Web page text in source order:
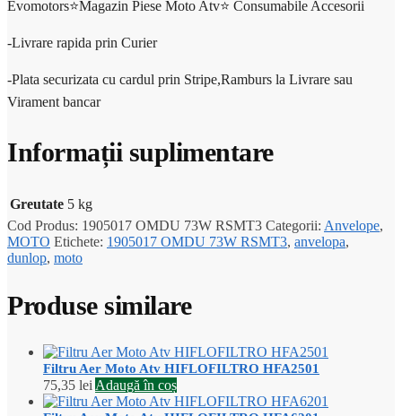
Evomotors⭐️Magazin Piese Moto Atv⭐️ Consumabile Accesorii
-Livrare rapida prin Curier
-Plata securizata cu cardul prin Stripe,Ramburs la Livrare sau
Virament bancar
Informații suplimentare
Greutate 5 kg
Cod Produs: 1905017 OMDU 73W RSMT3 Categorii: Anvelope,
MOTO Etichete: 1905017 OMDU 73W RSMT3, anvelopa,
dunlop, moto
Produse similare
Filtru Aer Moto Atv HIFLOFILTRO HFA2501
75,35 lei Adaugă în coș